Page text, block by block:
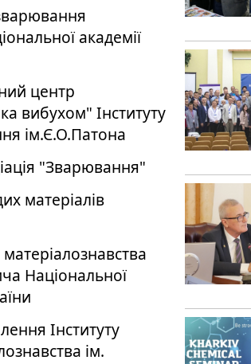
академії
центр
вибухом" Інституту
ім.Є.О.Патона
"Зварювання"
матеріалів
Національної
Інституту
ім.